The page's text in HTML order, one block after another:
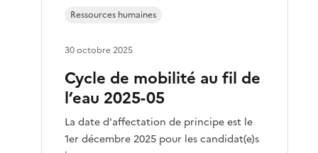
Cycle de mobilité au fil de
l’eau 2025-05
La date d'affectation de principe est le
1er décembre 2025 pour les candidat(e)s
Ressources humaines
30 octobre 2025